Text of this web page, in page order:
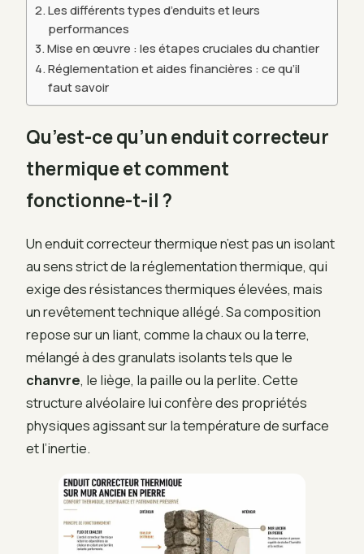
Les différents types d’enduits et leurs
performances
Mise en œuvre : les étapes cruciales du chantier
Réglementation et aides financières : ce qu’il
faut savoir
Qu’est-ce qu’un enduit correcteur
thermique et comment
fonctionne-t-il ?
Un enduit correcteur thermique n’est pas un isolant
au sens strict de la réglementation thermique, qui
exige des résistances thermiques élevées, mais
un revêtement technique allégé. Sa composition
repose sur un liant, comme la chaux ou la terre,
mélangé à des granulats isolants tels que le
chanvre, le liège, la paille ou la perlite. Cette
structure alvéolaire lui confère des propriétés
physiques agissant sur la température de surface
et l’inertie.